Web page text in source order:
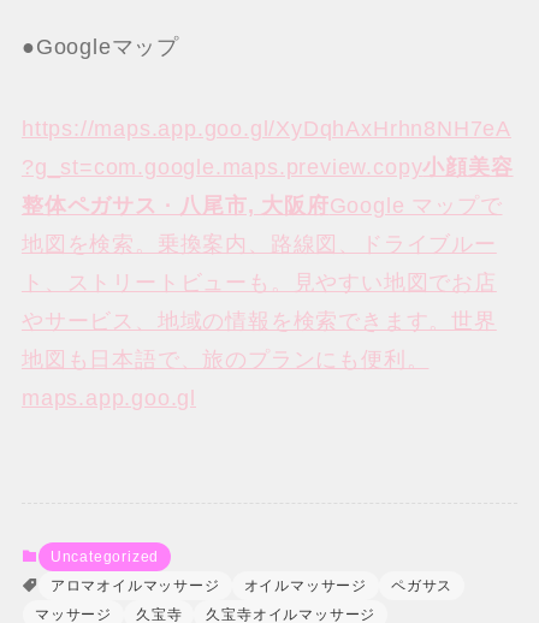
●Googleマップ
https://maps.app.goo.gl/XyDqhAxHrhn8NH7eA
?g_st=com.google.maps.preview.copy小顔美容
整体ペガサス · 八尾市, 大阪府Google マップで
地図を検索。乗換案内、路線図、ドライブルー
ト、ストリートビューも。見やすい地図でお店
やサービス、地域の情報を検索できます。世界
地図も日本語で、旅のプランにも便利。
maps.app.goo.gl
Uncategorized
アロマオイルマッサージ
オイルマッサージ
ペガサス
マッサージ
久宝寺 久宝寺オイルマッサージ